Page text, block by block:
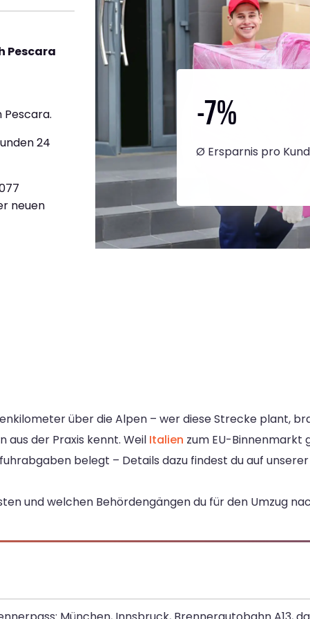
Pescara
Pescara.
24
neuen
-7%
Ø Ersparnis pro
über die Alpen – wer diese Strecke plant,
aus der Praxis kennt. Weil Italien zum EU-Binnenmarkt
belegt – Details dazu findest du auf
und welchen Behördengängen du für den Umzug